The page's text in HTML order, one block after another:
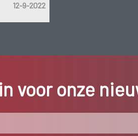
12-9-2022
voor onze